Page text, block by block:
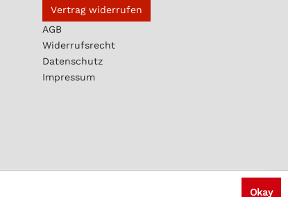
Vertrag widerrufen
AGB
Widerrufsrecht
Datenschutz
Impressum
Okay